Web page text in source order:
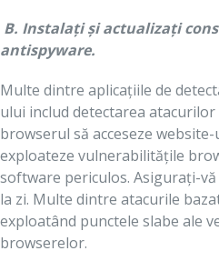
B. Instalați și actualizați
antispyware.
Multe dintre aplicațiile de
ului includ detectarea
browserul să acceseze
exploateze vulnerabilitățile
software periculos. Asigurați-
la zi. Multe dintre atacurile
exploatând punctele slabe ale
browserelor.